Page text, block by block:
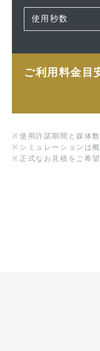
ご利用料金目
※ 使用許諾期間と媒体
※ シミュレーションは
※ 正式なお見積をご希